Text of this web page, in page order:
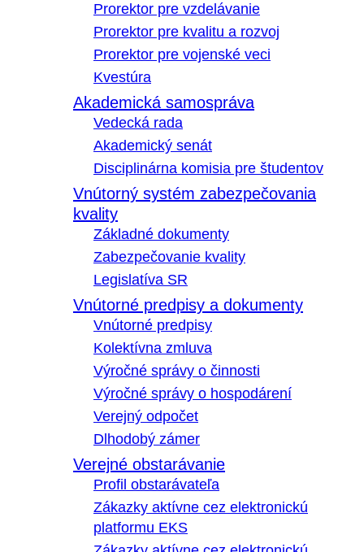
Prorektor pre vzdelávanie
Prorektor pre kvalitu a rozvoj
Prorektor pre vojenské veci
Kvestúra
Akademická samospráva
Vedecká rada
Akademický senát
Disciplinárna komisia pre študentov
Vnútorný systém zabezpečovania
kvality
Základné dokumenty
Zabezpečovanie kvality
Legislatíva SR
Vnútorné predpisy a dokumenty
Vnútorné predpisy
Kolektívna zmluva
Výročné správy o činnosti
Výročné správy o hospodárení
Verejný odpočet
Dlhodobý zámer
Verejné obstarávanie
Profil obstarávateľa
Zákazky aktívne cez elektronickú
platformu EKS